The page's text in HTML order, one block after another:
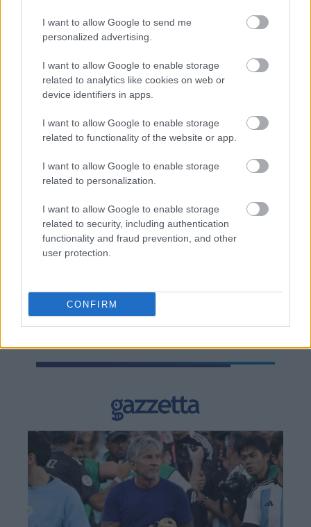
I want to allow Google to send me
personalized advertising.
I want to allow Google to enable storage
related to analytics like cookies on web or
device identifiers in apps.
I want to allow Google to enable storage
related to functionality of the website or app.
I want to allow Google to enable storage
related to personalization.
I want to allow Google to enable storage
related to security, including authentication
functionality and fraud prevention, and other
user protection.
CONFIRM
Διαβάζονται αυτή τη στιγμή
από τα δάνεια του ν. Κατσέλη
Νέο Χωροταξικό Τουρισμού: Οι νέες «κόκκινες
γραμμές» για το περιβάλλον και τι αλλάζει σε
ξενοδοχεία, νησιά και επενδύσεις
Τα ανοιχτά μέτωπα για την ενίσχυση της
TAGS: Κορονοϊός
Μεταλλάξεις κορονοϊού